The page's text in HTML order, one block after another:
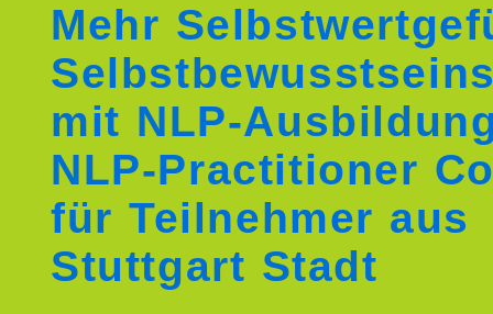
Mehr
mit NLP-
NLP-Practitioner
für Teilnehmer aus
Stuttgart Stadt